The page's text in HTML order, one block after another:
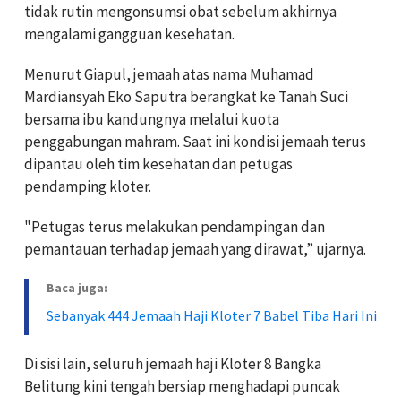
tidak rutin mengonsumsi obat sebelum akhirnya
mengalami gangguan kesehatan.
Menurut Giapul, jemaah atas nama Muhamad
Mardiansyah Eko Saputra berangkat ke Tanah Suci
bersama ibu kandungnya melalui kuota
penggabungan mahram. Saat ini kondisi jemaah terus
dipantau oleh tim kesehatan dan petugas
pendamping kloter.
"Petugas terus melakukan pendampingan dan
pemantauan terhadap jemaah yang dirawat,” ujarnya.
Baca juga:
Sebanyak 444 Jemaah Haji Kloter 7 Babel Tiba Hari Ini
Di sisi lain, seluruh jemaah haji Kloter 8 Bangka
Belitung kini tengah bersiap menghadapi puncak